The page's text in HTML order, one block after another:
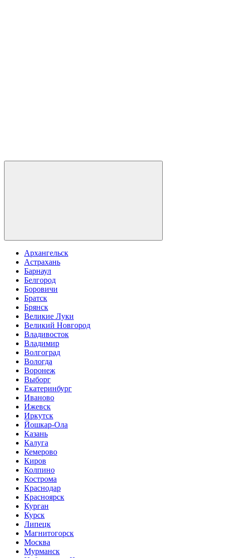
Архангельск
Астрахань
Барнаул
Белгород
Боровичи
Братск
Брянск
Великие Луки
Великий Новгород
Владивосток
Владимир
Волгоград
Вологда
Воронеж
Выборг
Екатеринбург
Иваново
Ижевск
Иркутск
Йошкар-Ола
Казань
Калуга
Кемерово
Киров
Колпино
Кострома
Краснодар
Красноярск
Курган
Курск
Липецк
Магнитогорск
Москва
Мурманск